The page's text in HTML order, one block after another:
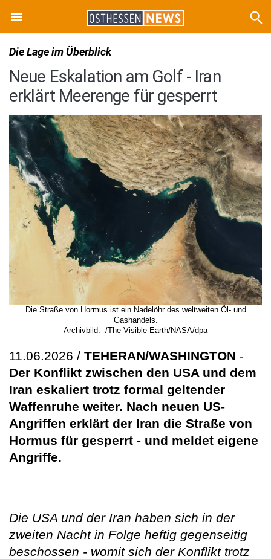
Die Lage im Überblick
Neue Eskalation am Golf - Iran
erklärt Meerenge für gesperrt
Die Straße von Hormus ist ein Nadelöhr des weltweiten Öl- und
Gashandels.
Archivbild: -/The Visible Earth/NASA/dpa
11.06.2026 / TEHERAN/WASHINGTON -
Der Konflikt zwischen den USA und dem
Iran eskaliert trotz formal geltender
Waffenruhe weiter. Nach neuen US-
Angriffen erklärt der Iran die Straße von
Hormus für gesperrt - und meldet eigene
Angriffe.
Die USA und der Iran haben sich in der
zweiten Nacht in Folge heftig gegenseitig
beschossen - womit sich der Konflikt trotz